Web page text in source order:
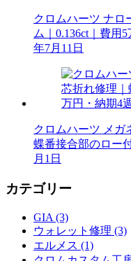
クロムハーツ ナロ
ム｜0.136ct｜費用
年7月11日
クロムハーツ メガ
蝶番接合部のロー
月1日
カテゴリー
GIA (3)
ウォレット修理 (3)
エルメス (1)